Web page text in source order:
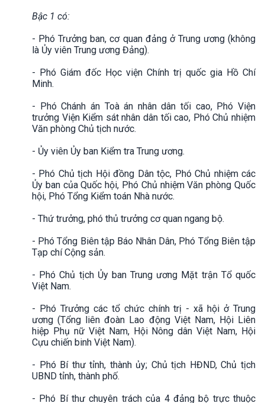
Bậc 1 có:
- Phó Trưởng ban, cơ quan đảng ở Trung ương (không
là Ủy viên Trung ương Đảng).
- Phó Giám đốc Học viện Chính trị quốc gia Hồ Chí
Minh.
- Phó Chánh án Toà án nhân dân tối cao, Phó Viện
trưởng Viện Kiểm sát nhân dân tối cao, Phó Chủ nhiệm
Văn phòng Chủ tịch nước.
- Ủy viên Ủy ban Kiểm tra Trung ương.
- Phó Chủ tịch Hội đồng Dân tộc, Phó Chủ nhiệm các
Ủy ban của Quốc hội, Phó Chủ nhiệm Văn phòng Quốc
hội, Phó Tổng Kiểm toán Nhà nước.
- Thứ trưởng, phó thủ trưởng cơ quan ngang bộ.
- Phó Tổng Biên tập Báo Nhân Dân, Phó Tổng Biên tập
Tạp chí Cộng sản.
- Phó Chủ tịch Ủy ban Trung ương Mặt trận Tổ quốc
Việt Nam.
- Phó Trưởng các tổ chức chính trị - xã hội ở Trung
ương (Tổng liên đoàn Lao động Việt Nam, Hội Liên
hiệp Phụ nữ Việt Nam, Hội Nông dân Việt Nam, Hội
Cựu chiến binh Việt Nam).
- Phó Bí thư tỉnh, thành ủy; Chủ tịch HĐND, Chủ tịch
UBND tỉnh, thành phố.
- Phó Bí thư chuyên trách của 4 đảng bộ trực thuộc